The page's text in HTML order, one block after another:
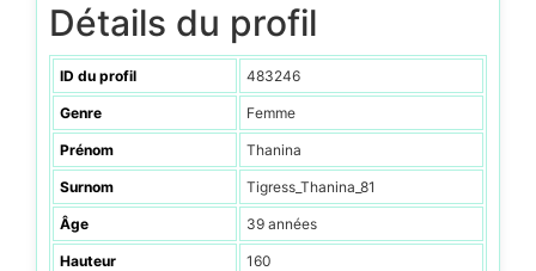
Détails du profil
ID du profil 483246
Genre Femme
Prénom Thanina
Surnom Tigress_Thanina_81
Âge 39 années
Hauteur 160